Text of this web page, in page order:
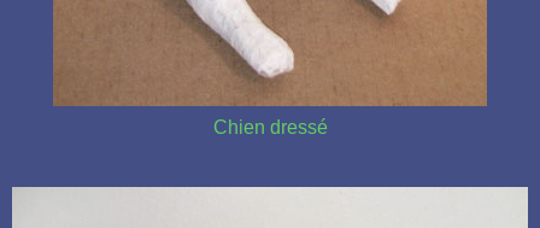
Chien dressé